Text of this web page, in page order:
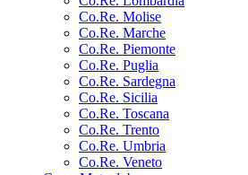
Co.Re. Molise
Co.Re. Marche
Co.Re. Piemonte
Co.Re. Puglia
Co.Re. Sardegna
Co.Re. Sicilia
Co.Re. Toscana
Co.Re. Trento
Co.Re. Umbria
Co.Re. Veneto